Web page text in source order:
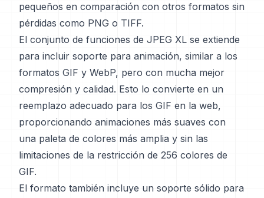
pequeños en comparación con otros formatos sin
pérdidas como PNG o TIFF.
El conjunto de funciones de JPEG XL se extiende
para incluir soporte para animación, similar a los
formatos GIF y WebP, pero con mucha mejor
compresión y calidad. Esto lo convierte en un
reemplazo adecuado para los GIF en la web,
proporcionando animaciones más suaves con
una paleta de colores más amplia y sin las
limitaciones de la restricción de 256 colores de
GIF.
El formato también incluye un soporte sólido para